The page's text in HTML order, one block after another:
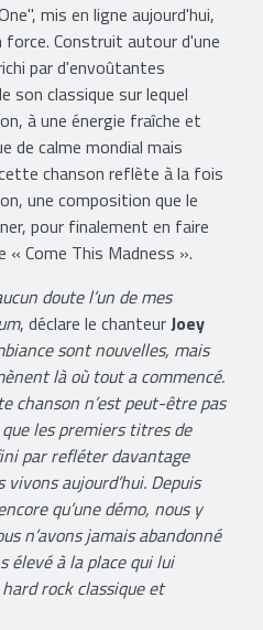
mis en ligne aujourd'hui,
Construit autour d'une
par d'envoûtantes
son classique sur lequel
à une énergie fraîche et
de calme mondial mais
chanson reflète à la fois
une composition que le
pour finalement en faire
Come This Madness ».
doute l’un de mes
, déclare le chanteurJoey
sont nouvelles, mais
là où tout a commencé.
chanson n’est peut-être pas
les premiers titres de
par refléter davantage
vivons aujourd’hui. Depuis
qu’une démo, nous y
n’avons jamais abandonné
élevé à la place qui lui
rock classique et